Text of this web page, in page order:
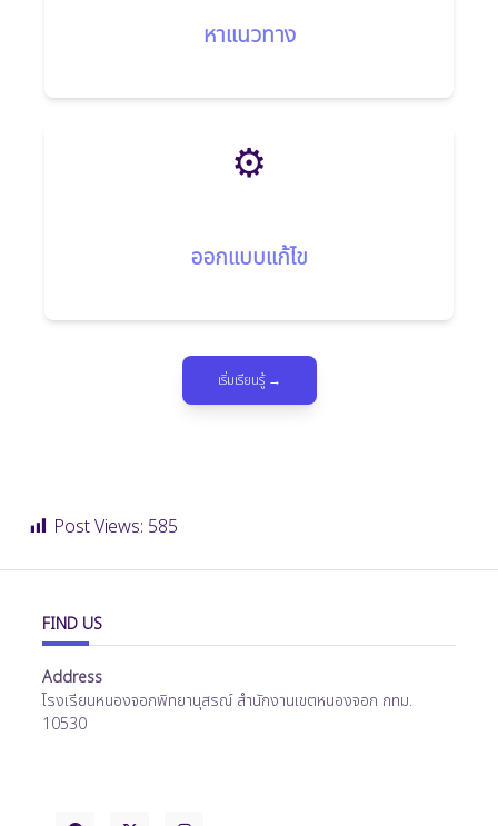
หาแนวทาง
⚙️
ออกแบบแก้ไข
เริ่มเรียนรู้ →
Post Views: 585
FIND US
Address
โรงเรียนหนองจอกพิทยานุสรณ์ สำนักงานเขตหนองจอก กทม.
10530